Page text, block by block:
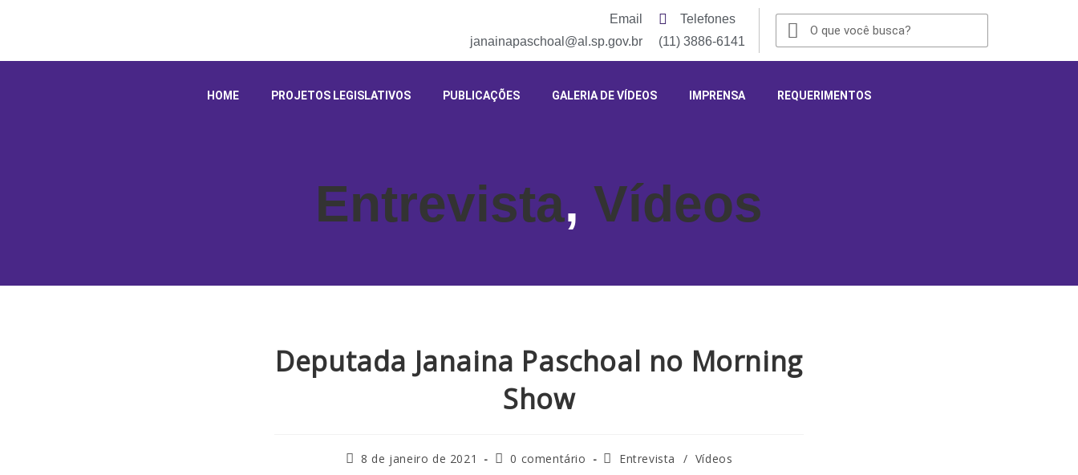
Email
janainapaschoal@al.sp.gov.br
Telefones
(11) 3886-6141
HOME PROJETOS LEGISLATIVOS PUBLICAÇÕES GALERIA DE VÍDEOS IMPRENSA REQUERIMENTOS
Entrevista, Vídeos
Deputada Janaina Paschoal no Morning
Show
8 de janeiro de 2021 0 comentário Entrevista / Vídeos